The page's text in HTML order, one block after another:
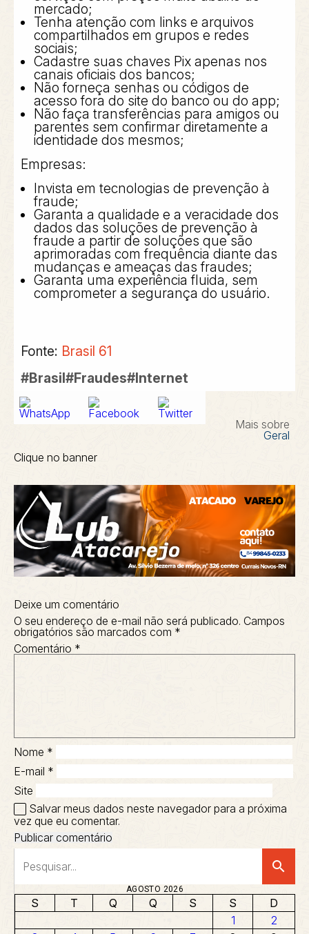
mercado;
Tenha atenção com links e arquivos
compartilhados em grupos e redes
sociais;
Cadastre suas chaves Pix apenas nos
canais oficiais dos bancos;
Não forneça senhas ou códigos de
acesso fora do site do banco ou do app;
Não faça transferências para amigos ou
parentes sem confirmar diretamente a
identidade dos mesmos;
Empresas:
Invista em tecnologias de prevenção à
fraude;
Garanta a qualidade e a veracidade dos
dados das soluções de prevenção à
fraude a partir de soluções que são
aprimoradas com frequência diante das
mudanças e ameaças das fraudes;
Garanta uma experiência fluida, sem
comprometer a segurança do usuário.
Fonte: Brasil 61
#Brasil#Fraudes#Internet
Mais sobre
Geral
Clique no banner
Deixe um comentário
O seu endereço de e-mail não será publicado. Campos
obrigatórios são marcados com *
Comentário *
Nome *
E-mail *
Site
Salvar meus dados neste navegador para a próxima
vez que eu comentar.
search
AGOSTO 2026
S T Q Q S S
D
1
2